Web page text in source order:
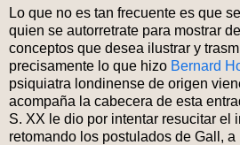
Lo que no es tan frecuente es que
quien se autorretrate para mostrar
conceptos que desea ilustrar y
precisamente lo que hizo Bernard
psiquiatra londinense de origen
acompaña la cabecera de esta
S. XX le dio por intentar resucitar el
retomando los postulados de Gall,